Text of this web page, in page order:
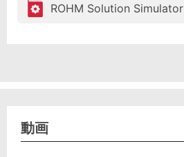
ROHM Solution Simulator
動画